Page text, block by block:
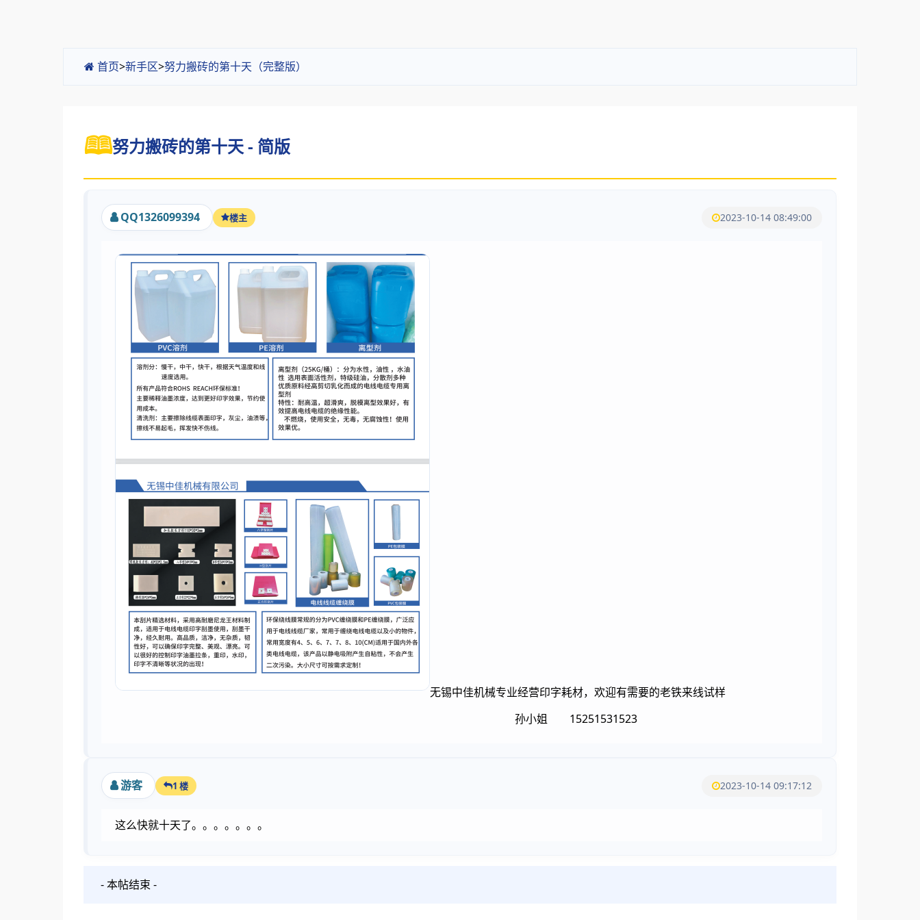
首页>新手区>努力搬砖的第十天（完整版）
努力搬砖的第十天 - 简版
QQ1326099394 楼主 2023-10-14 08:49:00
无锡中佳机械专业经营印字耗材，欢迎有需要的老铁来线试样
孙小姐 15251531523
游客 1 楼 2023-10-14 09:17:12
这么快就十天了。。。。。。。
- 本帖结束 -